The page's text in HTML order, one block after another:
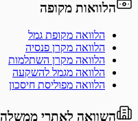
הלוואות מקופה
הלוואה מקופת גמל
הלוואה מקרן פנסיה
הלוואה מקרן השתלמות
הלוואה מגמל להשקעה
הלוואה מפוליסת חיסכון
השוואה לאתרי ממשלה